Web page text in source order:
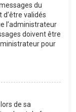
du
validés
l’administrateur
doivent être
pour
de sa